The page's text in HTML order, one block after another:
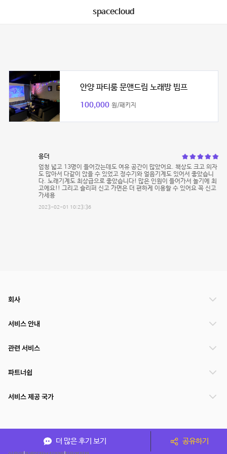
spacecloud
안양 파티룸 문앤드림 노래방 빔프
100,000 원/패키지
응더
엄청 넓고 13명이 들어갔는데도 여유 공간이 많았어요. 책상도 크고 의자
도 많아서 다같이 앉을 수 있었고 정수기와 얼음기계도 있어서 좋았습니
다. 노래기계도 최상급으로 좋았습니다! 많은 인원이 들어가서 놀기에 최
고에요!! 그리고 슬리퍼 신고 가면은 더 편하게 이용할 수 있어요 꼭 신고
가세용
2023-02-01 10:23:36
더 많은 후기 보기 공유하기
회사
서비스 안내
관련 서비스
파트너쉽
서비스 제공 국가